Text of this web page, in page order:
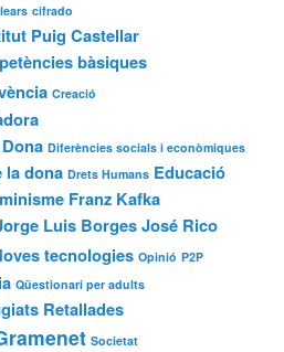
cifrado
Puig Castellar
bàsiques
Creació
Diferències socials i econòmiques
la dona Drets Humans Educació
Franz Kafka
Luis BorgesJosé Rico
tecnologies Opinió P2P
Qüestionari per adults
Retallades
Societat